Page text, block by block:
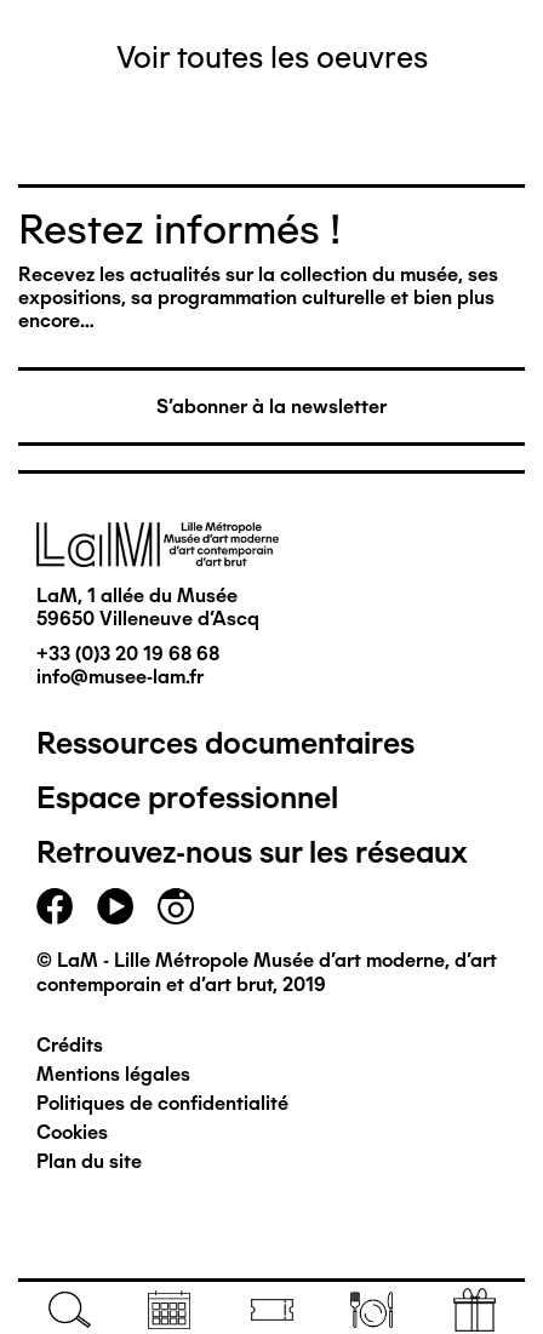
Navigation
Voir toutes les oeuvres
Restez informés !
Recevez les actualités sur la collection du musée, ses
expositions, sa programmation culturelle et bien plus
encore…
S'abonner à la newsletter
Image
LaM, 1 allée du Musée
59650 Villeneuve d'Ascq
+33 (0)3 20 19 68 68
info@musee-lam.fr
Pied
de
page
principal
Ressources documentaires
Espace professionnel
Retrouvez-nous sur les réseaux
© LaM - Lille Métropole Musée d'art moderne, d'art
contemporain et d'art brut, 2019
Pied
de
page
Crédits
Mentions légales
Politiques de confidentialité
Cookies
Plan du site